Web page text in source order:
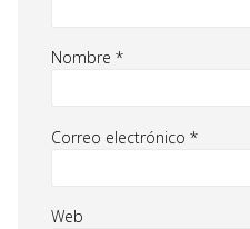
Nombre *
Correo electrónico *
Web